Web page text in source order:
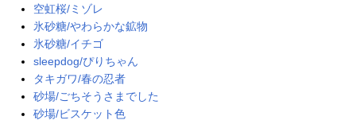
空虹桜/ミゾレ
氷砂糖/やわらかな鉱物
氷砂糖/イチゴ
sleepdog/ぴりちゃん
タキガワ/春の忍者
砂場/ごちそうさまでした
砂場/ビスケット色